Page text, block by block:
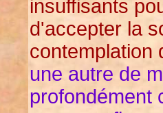
insuffisants
d'accepter la
contemplation
une autre de
profondément